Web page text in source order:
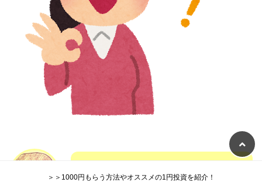
＞＞1000円もらう方法やオススメの1円投資を紹介！